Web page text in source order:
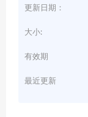
更新日期：
大小:
有效期
最近更新